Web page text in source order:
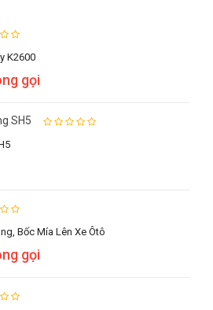
K2600
gọi
Bốc Mía Lên Xe Ôtô
gọi